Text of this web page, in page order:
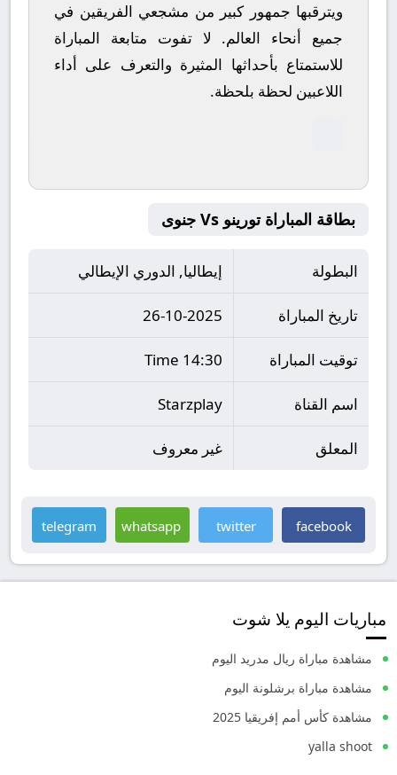
ويترقبها جمهور كبير من مشجعي الفريقين في
جميع أنحاء العالم.
لا تفوت متابعة المباراة
للاستمتاع بأحداثها المثيرة والتعرف على أداء
اللاعبين لحظة بلحظة.
بطاقة المباراة تورينو Vs جنوى
البطولة إيطاليا, الدوري الإيطالي
تاريخ المباراة 26-10-2025
توقيت المباراة 14:30 Time
اسم القناة Starzplay
المعلق غير معروف
facebook
twitter
whatsapp
telegram
مباريات اليوم يلا شوت
مشاهدة مباراة ريال مدريد اليوم
مشاهدة مباراة برشلونة اليوم
مشاهدة كأس أمم إفريقيا 2025
yalla shoot